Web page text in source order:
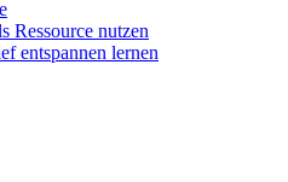
nutzen
entspannen lernen